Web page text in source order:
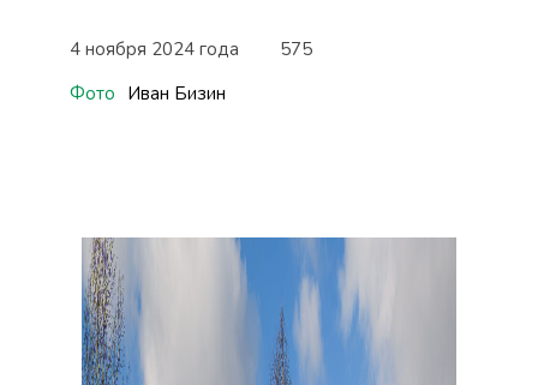
4 ноября 2024 года
575
Фото Иван Бизин